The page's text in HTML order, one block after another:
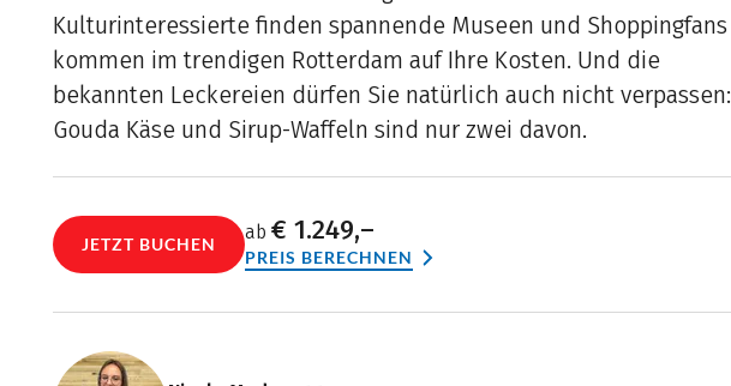
Kulturinteressierte finden spannende Museen und Shoppingfans
kommen im trendigen Rotterdam auf Ihre Kosten. Und die
bekannten Leckereien dürfen Sie natürlich auch nicht verpassen:
Gouda Käse und Sirup-Waffeln sind nur zwei davon.
JETZT BUCHEN
ab € 1.249,–
PREIS BERECHNEN